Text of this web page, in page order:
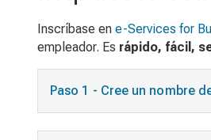
Inscríbase en e-Services for
empleador. Es rápido, fácil,
Paso 1 - Cree un nombre